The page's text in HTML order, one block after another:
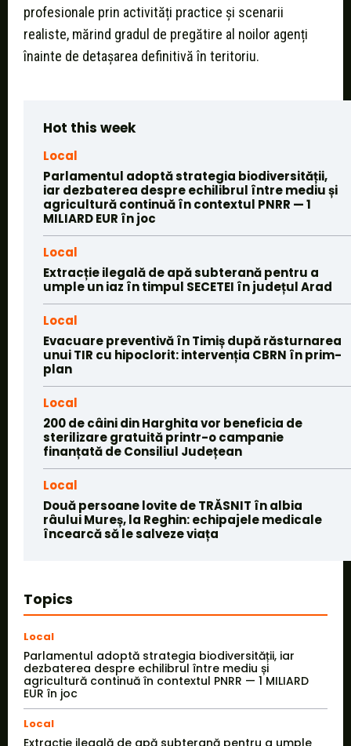
profesionale prin activități practice și scenarii
realiste, mărind gradul de pregătire al noilor agenți
înainte de detașarea definitivă în teritoriu.
Hot this week
Local
Parlamentul adoptă strategia biodiversității,
iar dezbaterea despre echilibrul între mediu și
agricultură continuă în contextul PNRR — 1
MILIARD EUR în joc
Local
Extracție ilegală de apă subterană pentru a
umple un iaz în timpul SECETEI în județul Arad
Local
Evacuare preventivă în Timiș după răsturnarea
unui TIR cu hipoclorit: intervenția CBRN în prim-
plan
Local
200 de câini din Harghita vor beneficia de
sterilizare gratuită printr-o campanie
finanțată de Consiliul Județean
Local
Două persoane lovite de TRĂSNIT în albia
râului Mureș, la Reghin: echipajele medicale
încearcă să le salveze viața
Topics
Local
Parlamentul adoptă strategia biodiversității, iar
dezbaterea despre echilibrul între mediu și
agricultură continuă în contextul PNRR — 1 MILIARD
EUR în joc
Local